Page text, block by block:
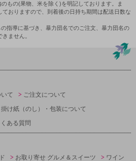
もの(果物、米を除く)を明記しております。ま
おりますので、到着後の日持ち期間は配送日数な
指導に基づき、暴力団名でのご注文、暴力団名の
ません。
て
ご注文について
掛け紙（のし）・包装について
ある質問
お取り寄せ グルメ＆スイーツ
ワイン